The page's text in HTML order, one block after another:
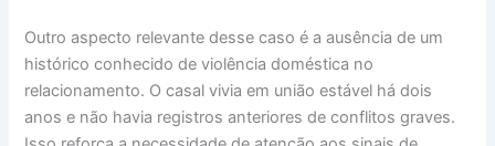
Outro aspecto relevante desse caso é a ausência de um
histórico conhecido de violência doméstica no
relacionamento. O casal vivia em união estável há dois
anos e não havia registros anteriores de conflitos graves.